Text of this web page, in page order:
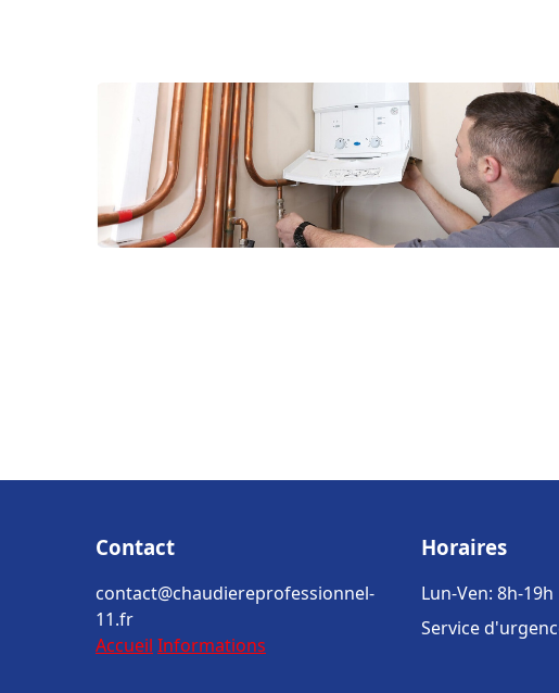
Contact
contact@chaudiereprofessionnel-
11.fr
Accueil Informations
Horaires
Lun-Ven: 8h-19h
Service